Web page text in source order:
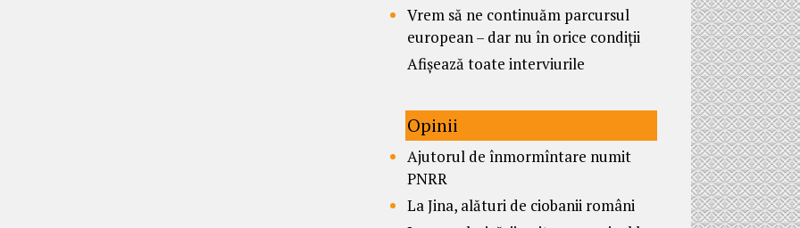
Vrem să ne continuăm parcursul
european – dar nu în orice condiții
Afișează toate interviurile
Opinii
Ajutorul de înmormîntare numit
PNRR
La Jina, alături de ciobanii români